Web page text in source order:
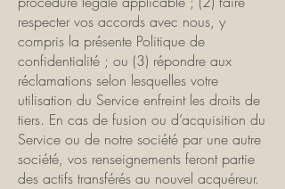
respecter vos accords avec nous, y
compris la présente Politique de
confidentialité ; ou (3) répondre aux
réclamations selon lesquelles votre
utilisation du Service enfreint les droits de
tiers. En cas de fusion ou d’acquisition du
Service ou de notre société par une autre
société, vos renseignements feront partie
des actifs transférés au nouvel acquéreur.